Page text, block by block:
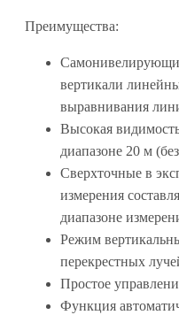
Преимущества:
вертикали
выравнивания
Высокая
диапазоне 20 м
Сверхточные в
измерения
диапазоне
Режим
перекрестных
Простое
Функция